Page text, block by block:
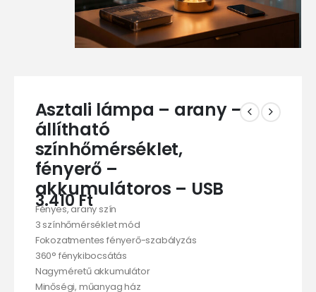
Asztali lámpa – arany –
állítható
színhőmérséklet,
fényerő –
akkumulátoros – USB
3.410Ft
Fényes, arany szín
3 színhőmérséklet mód
Fokozatmentes fényerő-szabályzás
360° fénykibocsátás
Nagyméretű akkumulátor
Minőségi, műanyag ház